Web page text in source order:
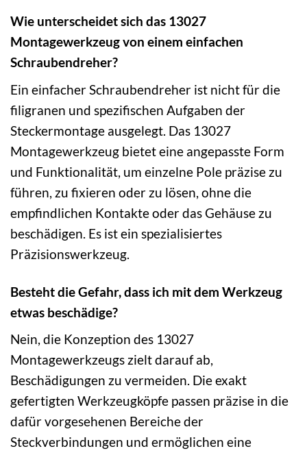
Wie unterscheidet sich das 13027
Montagewerkzeug von einem einfachen
Schraubendreher?
Ein einfacher Schraubendreher ist nicht für die
filigranen und spezifischen Aufgaben der
Steckermontage ausgelegt. Das 13027
Montagewerkzeug bietet eine angepasste Form
und Funktionalität, um einzelne Pole präzise zu
führen, zu fixieren oder zu lösen, ohne die
empfindlichen Kontakte oder das Gehäuse zu
beschädigen. Es ist ein spezialisiertes
Präzisionswerkzeug.
Besteht die Gefahr, dass ich mit dem Werkzeug
etwas beschädige?
Nein, die Konzeption des 13027
Montagewerkzeugs zielt darauf ab,
Beschädigungen zu vermeiden. Die exakt
gefertigten Werkzeugköpfe passen präzise in die
dafür vorgesehenen Bereiche der
Steckverbindungen und ermöglichen eine